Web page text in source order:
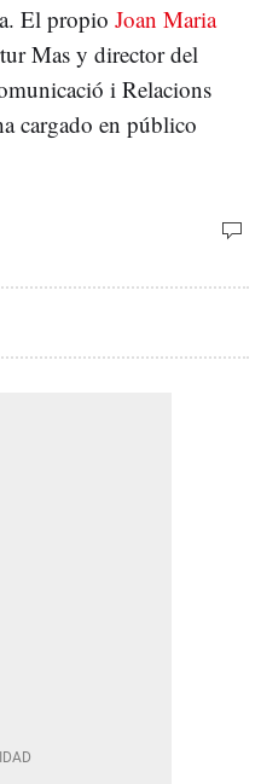
El propio Joan Maria
Mas y director del
i Relacions
cargado en público